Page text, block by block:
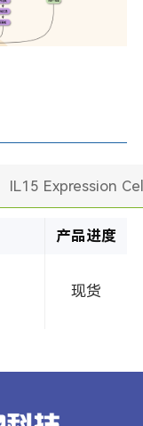
IL15 Expression
产品进度
现货